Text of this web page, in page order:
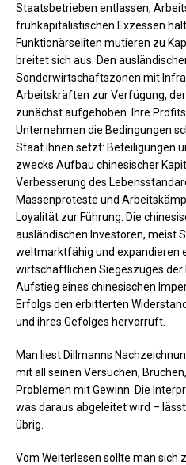
Staatsbetrieben entlassen,
frühkapitalistischen Exzessen
Funktionärseliten mutieren zu
breitet sich aus. Den
Sonderwirtschaftszonen mit
Arbeitskräften zur Verfügung,
zunächst aufgehoben. Ihre
Unternehmen die Bedingungen
Staat ihnen setzt: Beteiligungen
zwecks Aufbau chinesischer
Verbesserung des
Massenproteste und
Loyalität zur Führung. Die
ausländischen Investoren, meist
weltmarktfähig und expandieren
wirtschaftlichen Siegeszuges
Aufstieg eines chinesischen
Erfolgs den erbitterten
und ihres Gefolges hervorruft.
Man liest Dillmanns
mit all seinen Versuchen,
Problemen mit Gewinn. Die
was daraus abgeleitet wird –
übrig.
Vom Weiterlesen sollte man sich